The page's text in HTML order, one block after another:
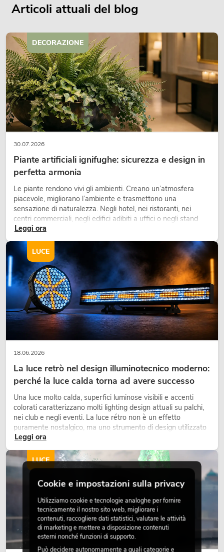
Articoli attuali del blog
30.07.2026
Piante artificiali ignifughe: sicurezza e design in
perfetta armonia
Le piante rendono vivi gli ambienti. Creano un’atmosfera
piacevole, migliorano l’ambiente e trasmettono una
sensazione di naturalezza. Negli hotel, nei ristoranti, nei
centri commerciali, negli edifici adibiti a uffici o negli stand
fieristici, una vegetazione di alta qualità è ormai parte
Leggi ora
DECORAZIONE
18.06.2026
La luce retrò nel design illuminotecnico moderno:
perché la luce calda torna ad avere successo
Una luce molto calda, superfici luminose visibili e accenti
colorati caratterizzano molti lighting design attuali su palchi,
nei club e negli eventi. La luce rétro non è un effetto
puramente nostalgico, ma uno strumento di design utilizzato
in modo consapevole: crea atmosfera, dona carattere alle
Leggi ora
LUCE
LUCE
Cookie e impostazioni sulla privacy
Utilizziamo cookie e tecnologie analoghe per fornire
tecnicamente il nostro sito web, migliorare i
contenuti, raccogliere dati statistici, valutare le attività
di marketing e mettere a disposizione contenuti
esterni nonché funzioni di supporto.
Può decidere autonomamente a quali categorie e